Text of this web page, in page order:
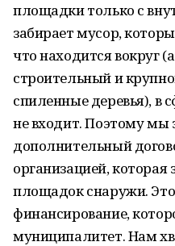
площадки только с
забирает мусор,
что находится вокруг
строительный и
спиленные деревья), в
не входит. Поэтому мы
дополнительный
организацией, которая
площадок снаружи.
финансирование,
муниципалитет. Нам